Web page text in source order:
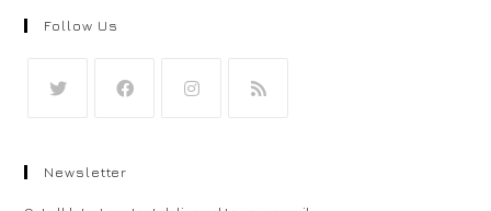
Follow Us
en
Newsletter